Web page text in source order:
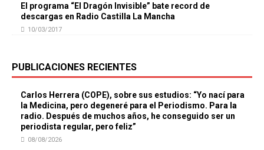
El programa “El Dragón Invisible” bate record de
descargas en Radio Castilla La Mancha
10/03/2017
PUBLICACIONES RECIENTES
Carlos Herrera (COPE), sobre sus estudios: “Yo nací para
la Medicina, pero degeneré para el Periodismo. Para la
radio. Después de muchos años, he conseguido ser un
periodista regular, pero feliz”
08/08/2026